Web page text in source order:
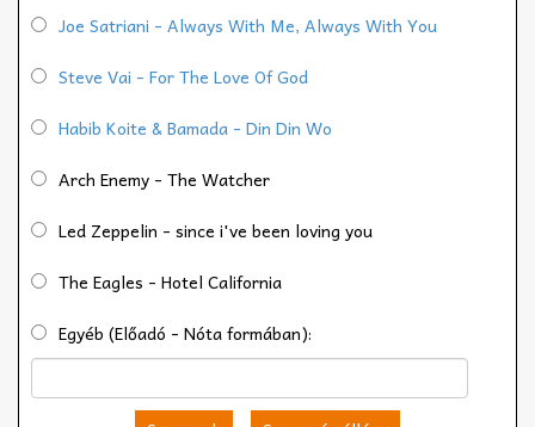
Joe Satriani - Always With Me, Always With You
Steve Vai - For The Love Of God
Habib Koite & Bamada - Din Din Wo
Arch Enemy - The Watcher
Led Zeppelin - since i've been loving you
The Eagles - Hotel California
Egyéb (Előadó - Nóta formában):